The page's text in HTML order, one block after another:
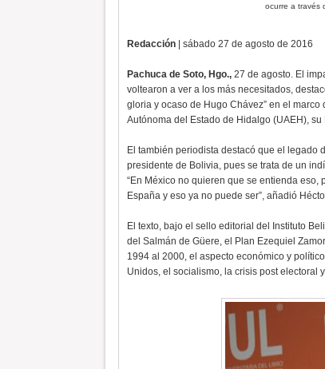
ocurre a través
Redacción| sábado 27 de agosto de 2016
Pachuca de Soto, Hgo., 27 de agosto. El
voltearon a ver a los más necesitados,
gloria y ocaso de Hugo Chávez” en el
Autónoma del Estado de Hidalgo (UAEH),
El también periodista destacó que el legado
presidente de Bolivia, pues se trata de un
“En México no quieren que se entienda
España y eso ya no puede ser”, añadió
El texto, bajo el sello editorial del Instituto
del Salmán de Güere, el Plan Ezequiel
1994 al 2000, el aspecto económico y
Unidos, el socialismo, la crisis post electoral